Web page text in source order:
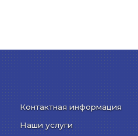
Контактная информация
Наши услуги